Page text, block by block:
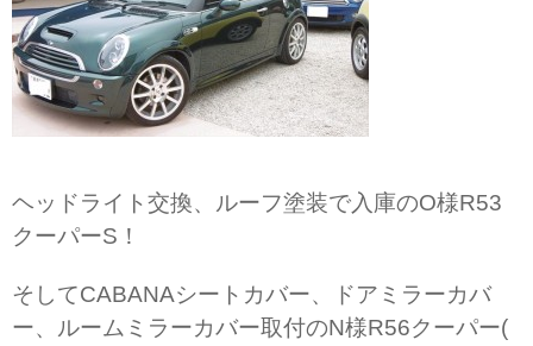
ヘッドライト交換、ルーフ塗装で入庫のO様R53
クーパーS！
そしてCABANAシートカバー、ドアミラーカバ
ー、ルームミラーカバー取付のN様R56クーパー(